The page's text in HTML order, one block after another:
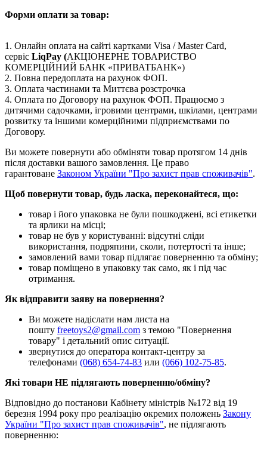
Форми оплати за товар:
1. Онлайн оплата на сайті картками Visa / Master Card,
сервіс LiqPay (АКЦІОНЕРНЕ ТОВАРИСТВО
КОМЕРЦІЙНИЙ БАНК «ПРИВАТБАНК»)
2. Повна передоплата на рахунок ФОП.
3. Оплата частинами та Миттєва розстрочка
4. Оплата по Договору на рахунок ФОП. Працюємо з
дитячими садочками, ігровими центрами, шкілами, центрами
розвитку та іншими комерційними підприємствами по
Договору.
Ви можете повернути або обміняти товар протягом 14 днів
після доставки вашого замовлення. Це право
гарантоване Законом України "Про захист прав споживачів".
Щоб повернути товар, будь ласка, переконайтеся, що:
товар і його упаковка не були пошкоджені, всі етикетки
та ярлики на місці;
товар не був у користуванні: відсутні сліди
використання, подряпини, сколи, потертості та інше;
замовлений вами товар підлягає поверненню та обміну;
товар поміщено в упаковку так само, як і під час
отримання.
Як відправити заяву на повернення?
Ви можете надіслати нам листа на
пошту freetoys2@gmail.com з темою "Повернення
товару" і детальний опис ситуації.
звернутися до оператора контакт-центру за
телефонами (068) 654-74-83 или (066) 102-75-85.
Які товари НЕ підлягають поверненню/обміну?
Відповідно до постанови Кабінету міністрів №172 від 19
березня 1994 року про реалізацію окремих положень Закону
України "Про захист прав споживачів", не підлягають
поверненню: